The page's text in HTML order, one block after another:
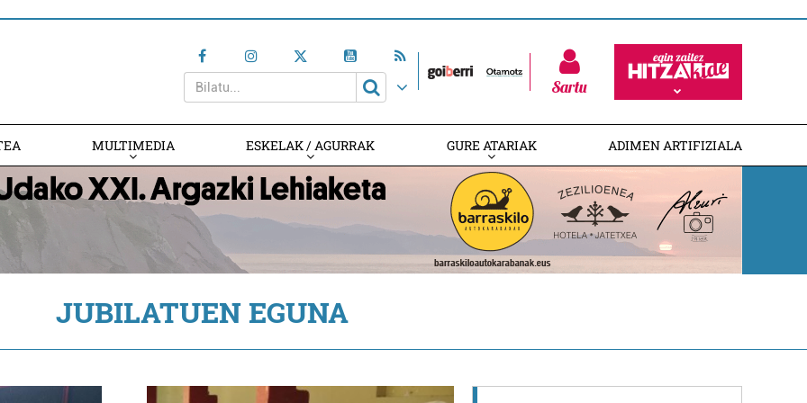
Sartu
MULTIMEDIA ESKELAK / AGURRAK GURE ATARIAK ADIMEN ARTIFIZIALA
JUBILATUEN EGUNA